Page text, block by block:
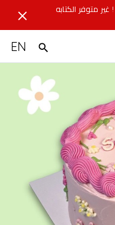
غير متوفر الكتابه
EN